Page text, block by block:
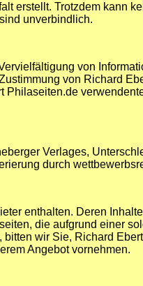
erstellt. Trotzdem kann
unverbindlich.
von
von Richard
Verlages,
durch
enthalten. Deren
die aufgrund einer
wir Sie, Richard
Angebot vornehmen.